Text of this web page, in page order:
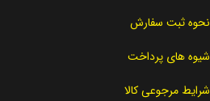
نحوه ثبت سفارش
شیوه های پرداخت
شرایط مرجوعی کالا